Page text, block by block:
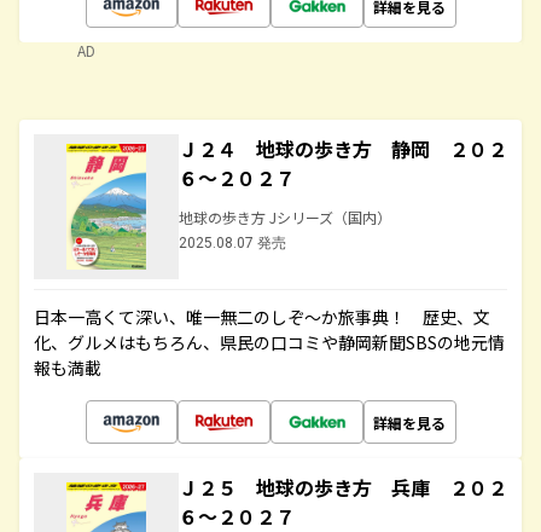
詳細を見る
AD
Ｊ２４ 地球の歩き方 静岡 ２０２
６～２０２７
地球の歩き方 Jシリーズ（国内）
2025.08.07 発売
日本一高くて深い、唯一無二のしぞ～か旅事典！ 歴史、文
化、グルメはもちろん、県民の口コミや静岡新聞SBSの地元情
報も満載
詳細を見る
Ｊ２５ 地球の歩き方 兵庫 ２０２
６～２０２７